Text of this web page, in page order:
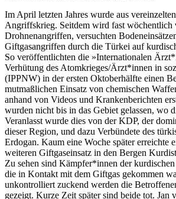
Im April letzten Jahres wurde aus
Angriffskrieg. Seitdem wird fast wöchentlich
Drohnenangriffen, versuchten
Giftgasangriffen durch die Türkei auf
So veröffentlichten die »Internationalen
Verhütung des Atomkrieges/Ärzt*innen in
(IPPNW) in der ersten Oktoberhälfte einen
mutmaßlichen Einsatz von chemischen
anhand von Videos und Krankenberichten
wurden nicht bis in das Gebiet gelassen, wo
Veranlasst wurde dies von der KDP, der
dieser Region, und dazu Verbündete des
Erdogan. Kaum eine Woche später erreichte
weiteren Giftgaseinsatz in den Bergen
Zu sehen sind Kämpfer*innen der
die in Kontakt mit dem Giftgas gekommen
unkontrolliert zuckend werden die
gezeigt. Kurze Zeit später sind beide tot. Jan